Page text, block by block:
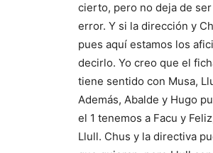
cierto, pero no deja de
error. Y si la dirección y
pues aquí estamos los
decirlo. Yo creo que el
tiene sentido con Musa,
Además, Abalde y Hugo
el 1 tenemos a Facu y
Llull. Chus y la directiva